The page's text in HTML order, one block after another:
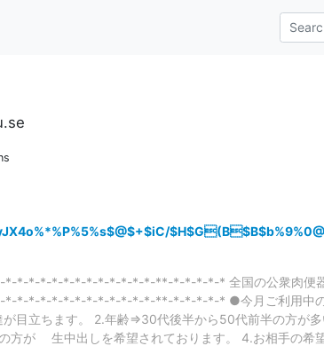
*-*-*-*-*-*-*-*-*-*-*-**-*-*-*-*-* 全国の公衆肉便器オ
*-*-*-*-*-*-*-*-*-*-*-**-*-*-*-*-* ●今月ご利用中の公
が目立ちます。 2.年齢⇒30代後半から50代前半の方が
方が 生中出しを希望されております。 4.お相手の希